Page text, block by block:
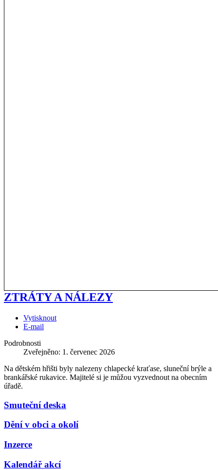
ZTRÁTY A NÁLEZY
Vytisknout
E-mail
Podrobnosti
Zveřejněno: 1. červenec 2026
Na dětském hřišti byly nalezeny chlapecké kraťase, sluneční brýle a
brankářské rukavice. Majitelé si je můžou vyzvednout na obecním
úřadě.
Smuteční deska
Dění v obci a okolí
Inzerce
Kalendář akcí